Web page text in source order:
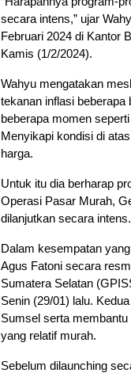
secara intens,” ujar
Februari 2024 di Kantor
Kamis (1/2/2024).
Wahyu mengatakan
tekanan inflasi
beberapa momen
Menyikapi kondisi di
harga.
Untuk itu dia berharap
Operasi Pasar Murah,
dilanjutkan secara intens.
Dalam kesempatan
Agus Fatoni secara
Sumatera Selatan
Senin (29/01) lalu.
Sumsel serta
yang relatif murah.
Sebelum dilaunching